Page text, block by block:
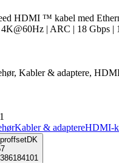
​​HDMI ™ kabel med
| ARC | 18 Gbps |
Kabler & adaptere,
Kabler & adaptereHDMI-